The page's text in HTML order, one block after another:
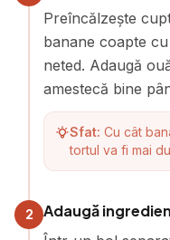
Preîncălzește
banane coapte
neted. Adaugă
amestecă bine
Sfat: Cu cât
tortul va fi mai
2 Adaugă